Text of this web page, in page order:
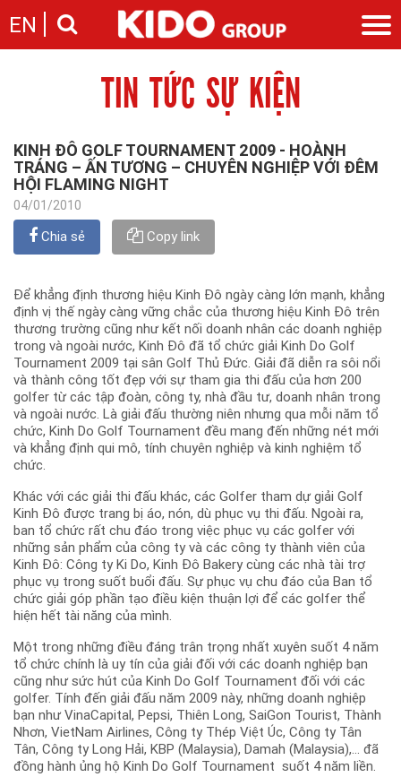
EN
Câu chuyện KIDO
Cam kết của KIDO
Nhà sáng lập
Ngành gia vị
Ngành bánh
Tin tức
Tin tức & sự kiện
Thông cáo báo chí của tập đoàn
Nhà đầu tư
Thông điệp
Ban điều hành
Báo cáo
Các công ty thành viên
Liên hệ
Liên hệ
Nghề nghiệp
Nhu cầu tuyển dụng
TIN TỨC SỰ KIỆN
KINH ĐÔ GOLF TOURNAMENT 2009 - HOÀNH
TRÁNG – ẤN TƯƠNG – CHUYÊN NGHIỆP VỚI ĐÊM
HỘI FLAMING NIGHT
04/01/2010
Chia sẻ Copy link
Để khẳng định thương hiệu Kinh Đô ngày càng lớn mạnh, khẳng
định vị thế ngày càng vững chắc của thương hiệu Kinh Đô trên
thương trường cũng như kết nối doanh nhân các doanh nghiệp
trong và ngoài nước, Kinh Đô đã tổ chức giải Kinh Do Golf
Tournament 2009 tại sân Golf Thủ Đức. Giải đã diễn ra sôi nổi
và thành công tốt đẹp với sự tham gia thi đấu của hơn 200
golfer từ các tập đoàn, công ty, nhà đầu tư, doanh nhân trong
và ngoài nước. Là giải đấu thường niên nhưng qua mỗi năm tổ
chức, Kinh Do Golf Tournament đều mang đến những nét mới
và khẳng định qui mô, tính chuyên nghiệp và kinh nghiệm tổ
chức.
Khác với các giải thi đấu khác, các Golfer tham dự giải Golf
Kinh Đô được trang bị áo, nón, dù phục vụ thi đấu. Ngoài ra,
ban tổ chức rất chu đáo trong việc phục vụ các golfer với
những sản phẩm của công ty và các công ty thành viên của
Kinh Đô: Công ty Ki Do, Kinh Đô Bakery cùng các nhà tài trợ
phục vụ trong suốt buổi đấu. Sự phục vụ chu đáo của Ban tổ
chức giải góp phần tạo điều kiện thuận lợi để các golfer thể
hiện hết tài năng của mình.
Một trong những điều đáng trân trọng nhất xuyên suốt 4 năm
tổ chức chính là uy tín của giải đối với các doanh nghiệp bạn
cũng như sức hút của Kinh Do Golf Tournament đối với các
golfer. Tính đến giải đấu năm 2009 này, những doanh nghiệp
bạn như VinaCapital, Pepsi, Thiên Long, SaiGon Tourist, Thành
Nhơn, VietNam Airlines, Công ty Thép Việt Úc, Công ty Tân
Tân, Công ty Long Hải, KBP (Malaysia), Damah (Malaysia),... đã
đồng hành ủng hộ Kinh Do Golf Tournament suốt 4 năm liền.